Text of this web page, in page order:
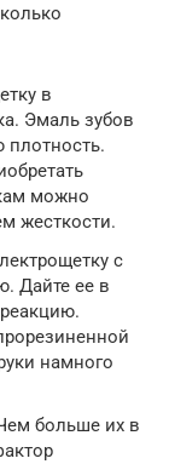
в
Эмаль зубов
плотность.
можно
жесткости.
с
Дайте ее в
намного
больше их в